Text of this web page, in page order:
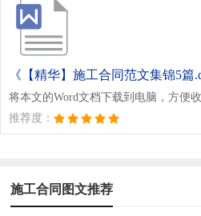
《【精华】施工合同范文集锦5篇
将本文的Word文档下载到电脑，方便
推荐度：
施工合同图文推荐